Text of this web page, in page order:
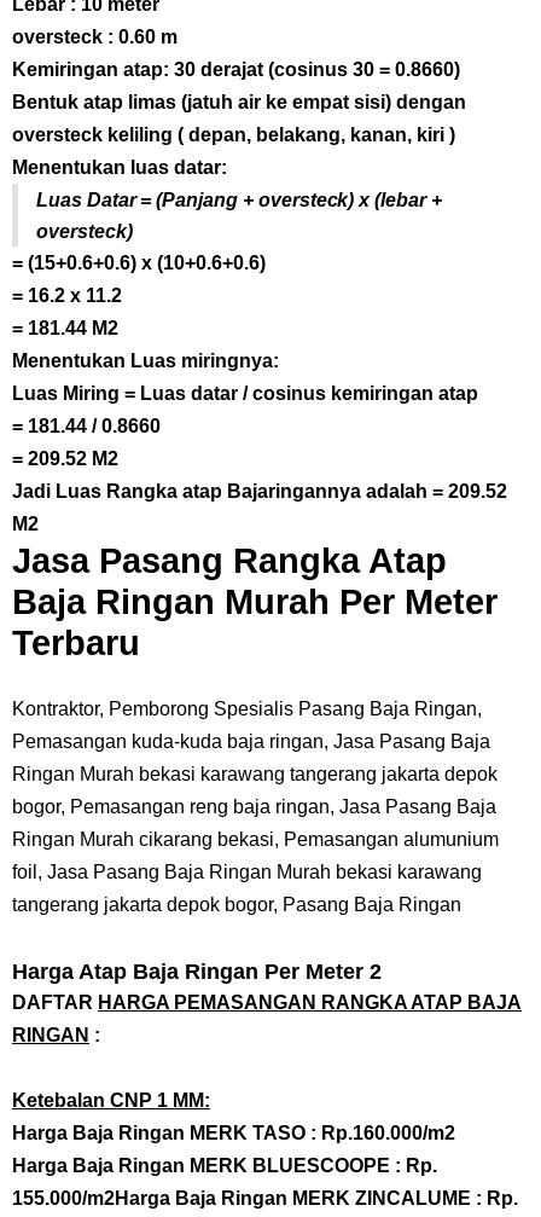
Lebar : 10 meter
oversteck : 0.60 m
Kemiringan atap: 30 derajat (cosinus 30 = 0.8660)
Bentuk atap limas (jatuh air ke empat sisi) dengan
oversteck keliling ( depan, belakang, kanan, kiri )
Menentukan luas datar:
Luas Datar = (Panjang + oversteck) x (lebar +
oversteck)
= (15+0.6+0.6) x (10+0.6+0.6)
= 16.2 x 11.2
= 181.44 M2
Menentukan Luas miringnya:
Luas Miring = Luas datar / cosinus kemiringan atap
= 181.44 / 0.8660
= 209.52 M2
Jadi Luas Rangka atap Bajaringannya adalah = 209.52
M2
Jasa Pasang Rangka Atap
Baja Ringan Murah Per Meter
Terbaru
Kontraktor, Pemborong Spesialis Pasang Baja Ringan,
Pemasangan kuda-kuda baja ringan, Jasa Pasang Baja
Ringan Murah bekasi karawang tangerang jakarta depok
bogor, Pemasangan reng baja ringan, Jasa Pasang Baja
Ringan Murah cikarang bekasi, Pemasangan alumunium
foil, Jasa Pasang Baja Ringan Murah bekasi karawang
tangerang jakarta depok bogor, Pasang Baja Ringan
Harga Atap Baja Ringan Per Meter 2
DAFTAR HARGA PEMASANGAN RANGKA ATAP BAJA
RINGAN :
Ketebalan CNP 1 MM:
Harga Baja Ringan MERK TASO : Rp.160.000/m2
Harga Baja Ringan MERK BLUESCOOPE : Rp.
155.000/m2Harga Baja Ringan MERK ZINCALUME : Rp.